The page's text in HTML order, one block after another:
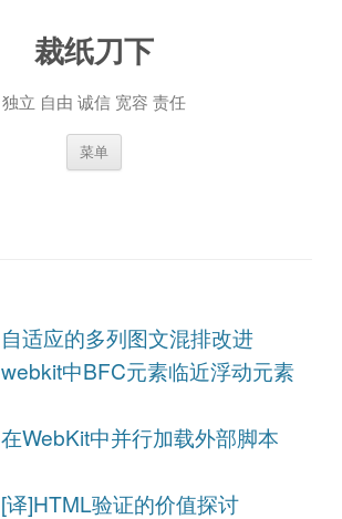
裁纸刀下
独立 自由 诚信 宽容 责任
菜单
自适应的多列图文混排改进
webkit中BFC元素临近浮动元素
在WebKit中并行加载外部脚本
[译]HTML验证的价值探讨